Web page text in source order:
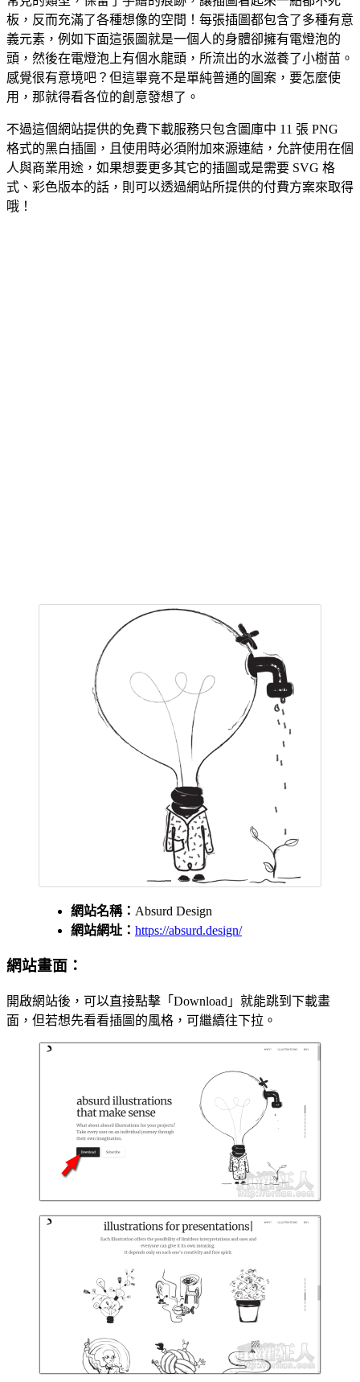
板，反而充滿了各種想像的空間！每張插圖都包含了多種有意
義元素，例如下面這張圖就是一個人的身體卻擁有電燈泡的
頭，然後在電燈泡上有個水龍頭，所流出的水滋養了小樹苗。
感覺很有意境吧？但這畢竟不是單純普通的圖案，要怎麼使
用，那就得看各位的創意發想了。
不過這個網站提供的免費下載服務只包含圖庫中 11 張 PNG
格式的黑白插圖，且使用時必須附加來源連結，允許使用在個
人與商業用途，如果想要更多其它的插圖或是需要 SVG 格
式、彩色版本的話，則可以透過網站所提供的付費方案來取得
哦！
網站名稱： Absurd Design
網站網址： https://absurd.design/
網站畫面：
開啟網站後，可以直接點擊「Download」就能跳到下載畫
面，但若想先看看插圖的風格，可繼續往下拉。